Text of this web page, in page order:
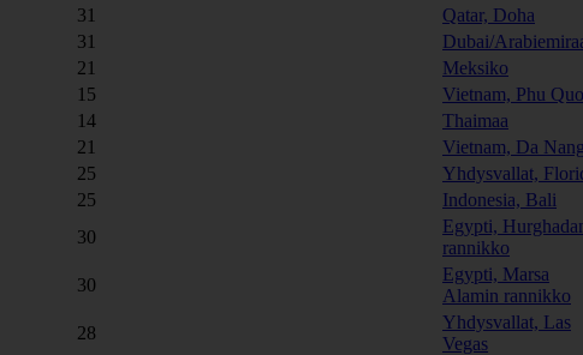
31
Qatar, Doha
31
Dubai/
21
Meksiko
15
Vietnam, Phu
14
Thaimaa
21
Vietnam, Da
25
Yhdysvallat,
25
Indonesia, Bali
30
Egypti,
rannikko
30
Egypti, Marsa
Alamin rannikko
28
Yhdysvallat, Las
Vegas